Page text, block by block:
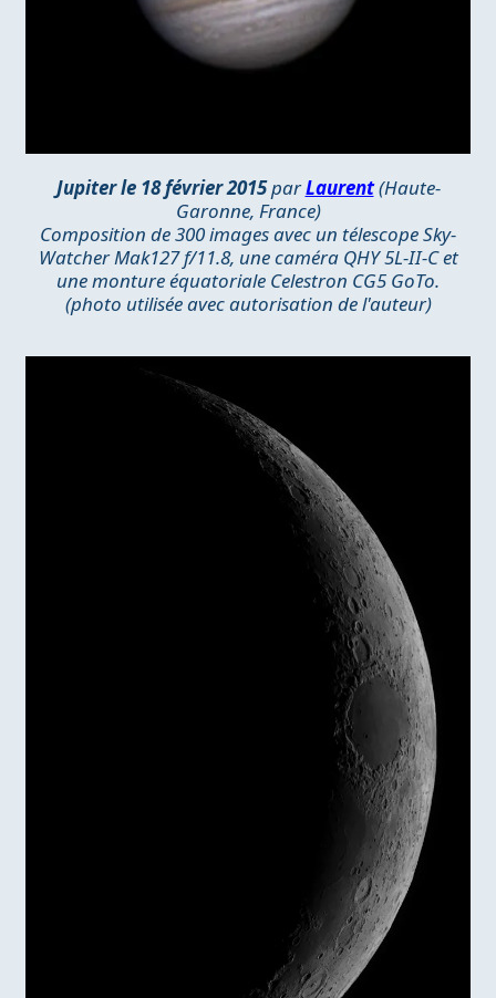
Jupiter le 18 février 2015parLaurent(Haute-
Garonne, France)
Composition de 300 images avec un télescope Sky-
Watcher Mak127 f/11.8, une caméra QHY 5L-II-C et
une monture équatoriale Celestron CG5 GoTo.
(photo utilisée avec autorisation de l'auteur)